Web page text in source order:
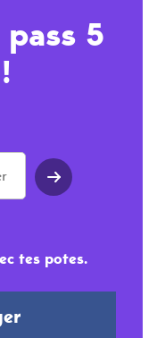
5
tes potes.